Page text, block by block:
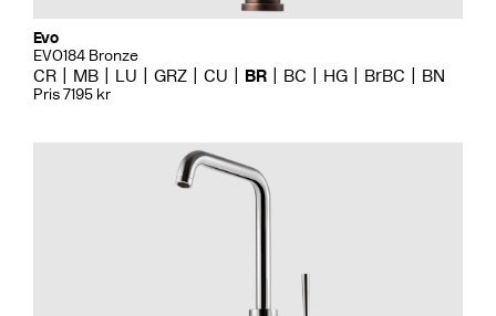
Evo
EVO184 Bronze
CR MB LU GRZ CU BR BC HG BrBC BN
Pris 7195 kr